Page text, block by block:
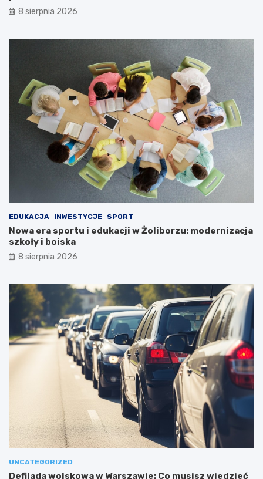
8 sierpnia 2026
EDUKACJA INWESTYCJE SPORT
Nowa era sportu i edukacji w Żoliborzu: modernizacja
szkoły i boiska
8 sierpnia 2026
UNCATEGORIZED
Defilada wojskowa w Warszawie: Co musisz wiedzieć